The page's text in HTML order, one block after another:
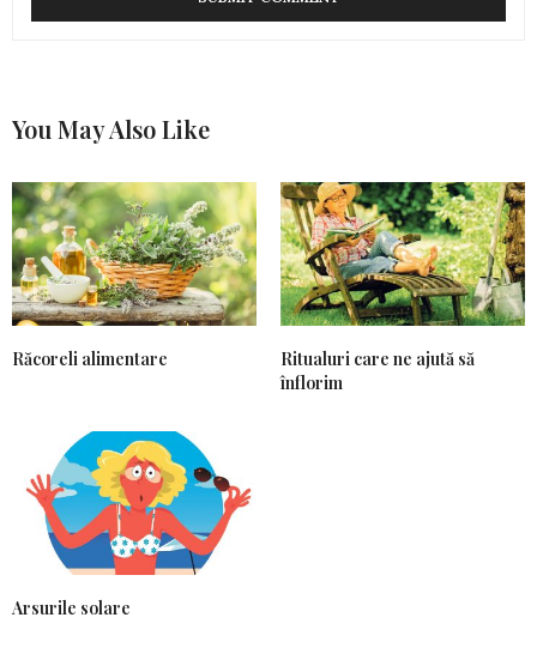
You May Also Like
Răcoreli alimentare
Ritualuri care ne ajută să
înflorim
Arsurile solare